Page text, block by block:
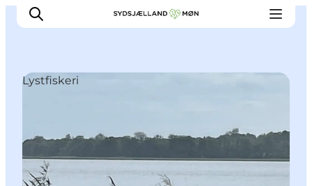
Byer og steder
Events
Spis
Lystfiskeri